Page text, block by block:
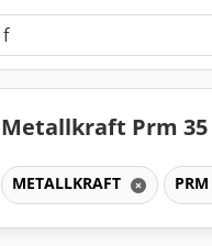
Metallkraft Prm 35
METALLKRAFT